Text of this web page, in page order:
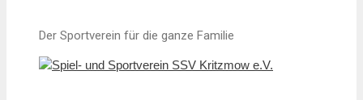
Der Sportverein für die ganze Familie